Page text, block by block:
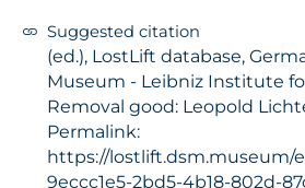
Suggested citation
(ed.), LostLift database,
Museum - Leibniz Institute
Removal good: Leopold
Permalink:
https://lostlift.dsm.museum/
9eccc1e5-2bd5-4b18-802d-